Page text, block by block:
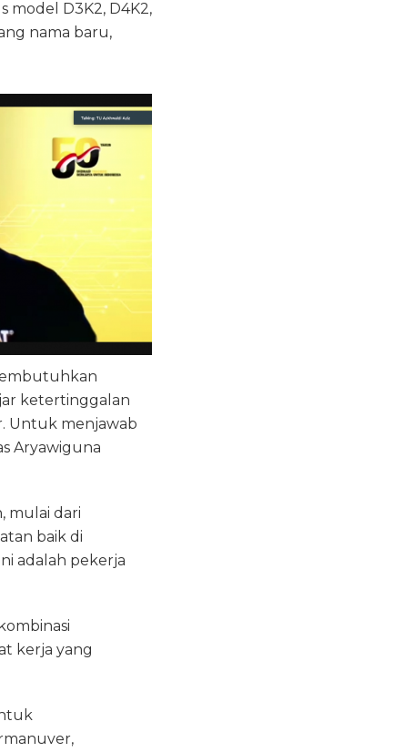
model D3K2, D4K2,
nama baru,
ketertinggalan
Untuk menjawab
Aryawiguna
mulai dari
baik di
adalah pekerja
kerja yang